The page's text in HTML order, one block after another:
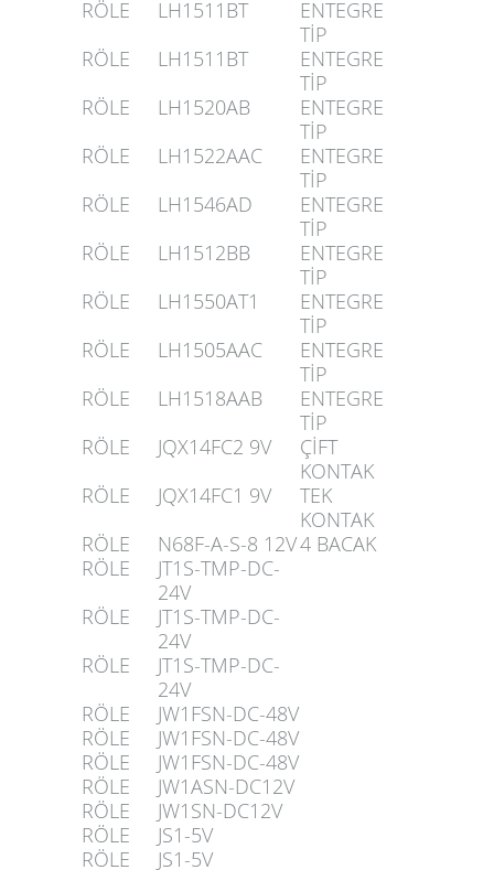
RÖLE
LH1511BT
ENTEGRE
TİP
RÖLE
LH1511BT
ENTEGRE
TİP
RÖLE
LH1520AB
ENTEGRE
TİP
RÖLE
LH1522AAC
ENTEGRE
TİP
RÖLE
LH1546AD
ENTEGRE
TİP
RÖLE
LH1512BB
ENTEGRE
TİP
RÖLE
LH1550AT1
ENTEGRE
TİP
RÖLE
LH1505AAC
ENTEGRE
TİP
RÖLE
LH1518AAB
ENTEGRE
TİP
RÖLE
JQX14FC2 9V
ÇİFT
KONTAK
RÖLE
JQX14FC1 9V
TEK
KONTAK
RÖLE
N68F-A-S-8 12V4 BACAK
RÖLE
JT1S-TMP-DC-
24V
RÖLE
JT1S-TMP-DC-
24V
RÖLE
JT1S-TMP-DC-
24V
RÖLE
JW1FSN-DC-48V
RÖLE
JW1FSN-DC-48V
RÖLE
JW1FSN-DC-48V
RÖLE
JW1ASN-DC12V
RÖLE
JW1SN-DC12V
RÖLE
JS1-5V
RÖLE
JS1-5V